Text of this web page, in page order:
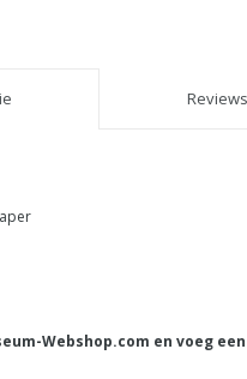
Webshop.com en voeg